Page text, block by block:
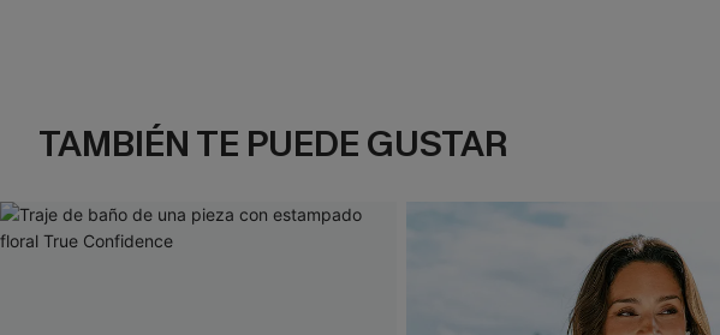
TAMBIÉN TE PUEDE GUSTAR